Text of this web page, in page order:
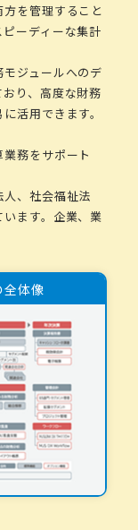
を管理すること
ーディーな集計
ジュールへのデ
り、高度な財務
活用できます。
務をサポート
、社会福祉法
ます。企業、業
全体像